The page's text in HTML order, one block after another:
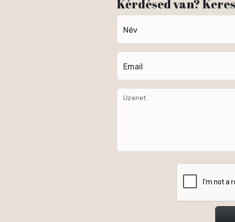
Kérdésed van?
Név
Email
Üzenet